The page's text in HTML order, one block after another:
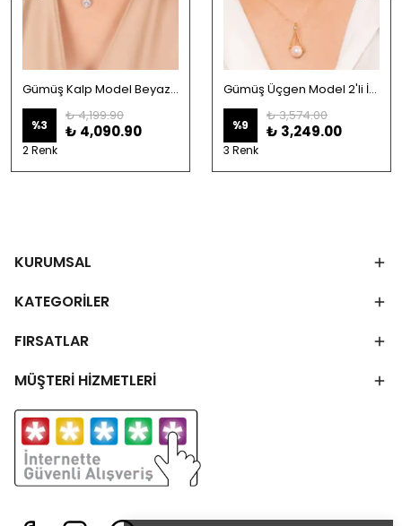
Gümüş Kalp Model Beyaz Taşlı Rodaj 3'lü Set
%3
₺ 4,199.90
₺ 4,090.90
2 Renk
Gümüş Üçgen Model 2'li İnci Takı Seti
%9
₺ 3,574.00
₺ 3,249.00
3 Renk
KURUMSAL
KATEGORİLER
FIRSATLAR
MÜŞTERİ HİZMETLERİ